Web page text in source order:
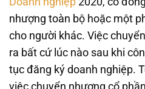
nhượng toàn bộ hoặc một
cho người khác. Việc
ra bất cứ lúc nào sau khi
tục đăng ký doanh nghiệp.
việc chuyển nhượng cổ